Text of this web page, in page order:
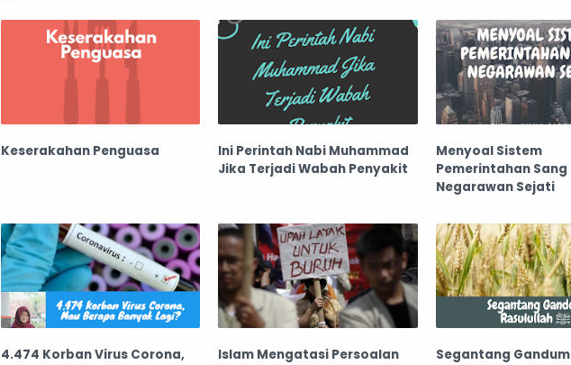
Keserakahan Penguasa
Ini Perintah Nabi Muhammad
Jika Terjadi Wabah Penyakit
Menyoal Sistem
Pemerintahan Sang
Negarawan Sejati
4.474 Korban Virus Corona,
Islam Mengatasi Persoalan
Segantang Gandum